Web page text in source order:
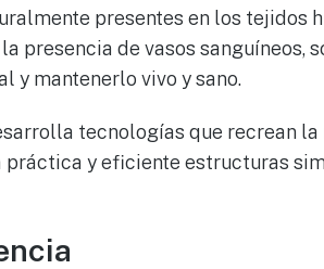
presentes en los tejidos
presencia de vasos sanguíneos,
mantenerlo vivo y sano.
tecnologías que recrean
y eficiente estructuras